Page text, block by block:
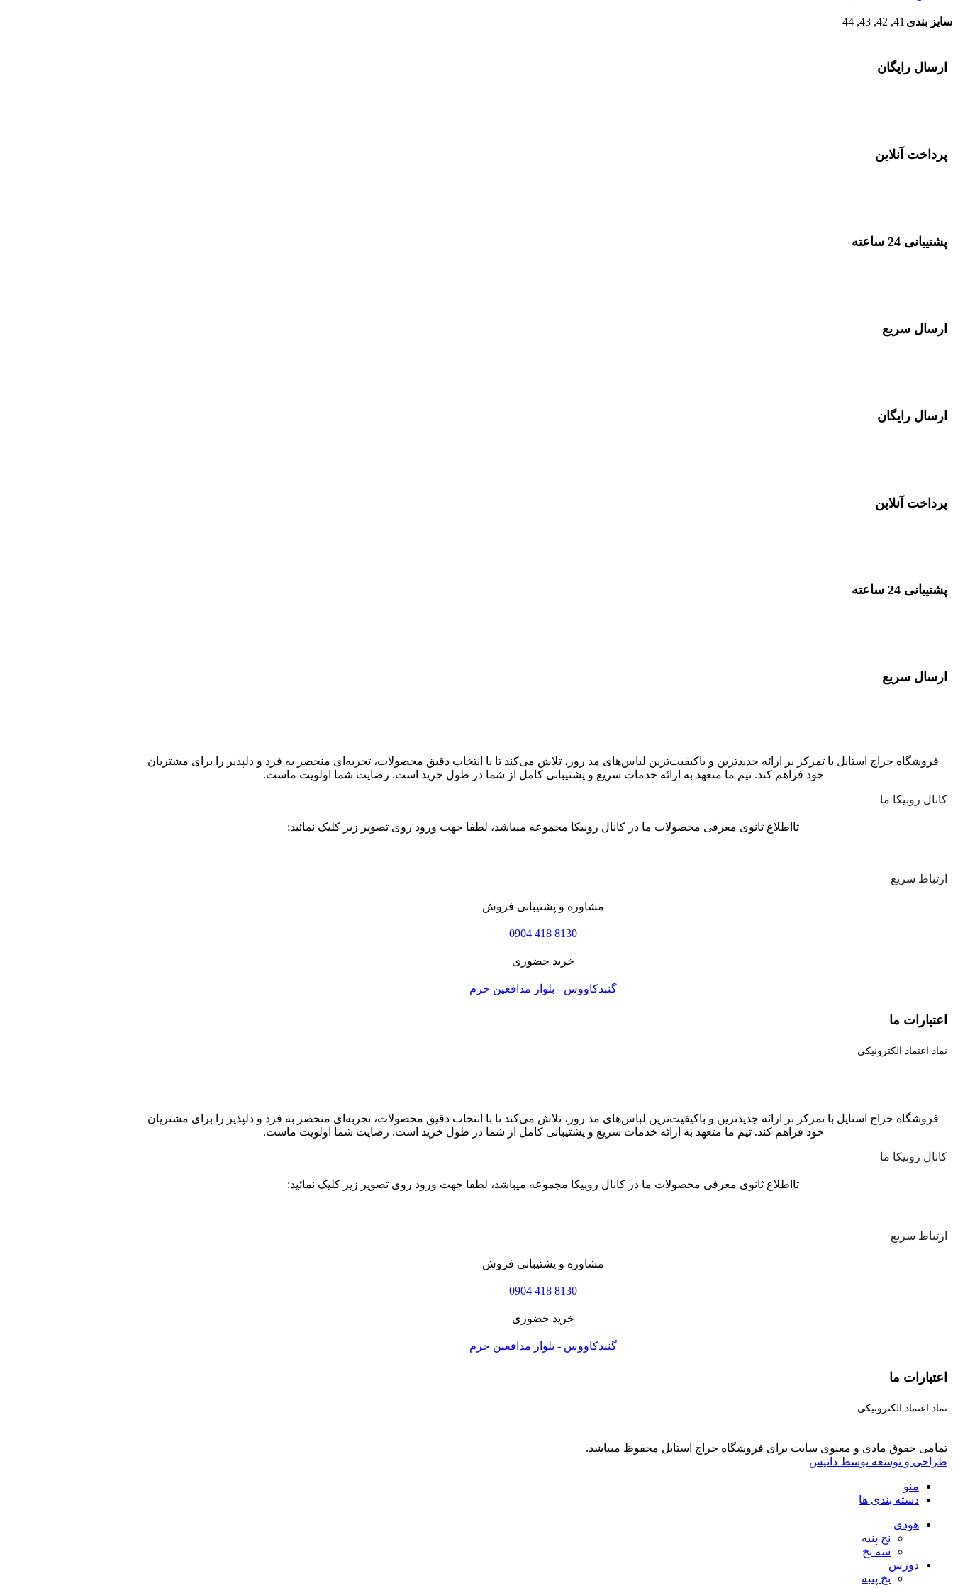
سایز بندی 41
,
42
,
43
,
44
ارسال رایگان
پرداخت آنلاین
پشتیبانی 24 ساعته
ارسال سریع
ارسال رایگان
پرداخت آنلاین
پشتیبانی 24 ساعته
ارسال سریع
فروشگاه حراج استایل با تمرکز بر ارائه جدیدترین و باکیفیت‌ترین لباس‌های مد روز، تلاش می‌کند تا با انتخاب دقیق محصولات، تجربه‌ای منحصر به فرد و دلپذیر را برای مشتریان
خود فراهم کند. تیم ما متعهد به ارائه خدمات سریع و پشتیبانی کامل از شما در طول خرید است. رضایت شما اولویت ماست.
کانال روبیکا ما
تااطلاع ثانوی معرفی محصولات ما در کانال روبیکا مجموعه میباشد، لطفا جهت ورود روی تصویر زیر کلیک نمائید:
ارتباط سریع
مشاوره و پشتیبانی فروش
8130 418 0904
خرید حضوری
گنبدکاووس - بلوار مدافعین حرم
اعتبارات ما
نماد اعتماد الکترونیکی
فروشگاه حراج استایل با تمرکز بر ارائه جدیدترین و باکیفیت‌ترین لباس‌های مد روز، تلاش می‌کند تا با انتخاب دقیق محصولات، تجربه‌ای منحصر به فرد و دلپذیر را برای مشتریان
خود فراهم کند. تیم ما متعهد به ارائه خدمات سریع و پشتیبانی کامل از شما در طول خرید است. رضایت شما اولویت ماست.
کانال روبیکا ما
تااطلاع ثانوی معرفی محصولات ما در کانال روبیکا مجموعه میباشد، لطفا جهت ورود روی تصویر زیر کلیک نمائید:
ارتباط سریع
مشاوره و پشتیبانی فروش
8130 418 0904
خرید حضوری
گنبدکاووس - بلوار مدافعین حرم
اعتبارات ما
نماد اعتماد الکترونیکی
تمامی حقوق مادی و معنوی سایت برای فروشگاه حراج استایل محفوظ میباشد.
طراحی و توسعه توسط داتیس
منو
دسته بندی ها
هودی
نخ پنبه
سه نخ
دورس
نخ پنبه